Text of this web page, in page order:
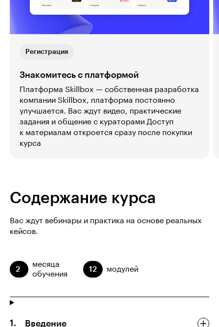
Регистрация
Знакомитесь с платформой
Платформа Skillbox — собственная разработка
компании Skillbox, платформа постоянно
улучшается. Вас ждут видео, практические
задания и общение с кураторами Доступ
к материалам откроется сразу после покупки
курса
Содержание курса
Вас ждут вебинары и практика на основе реальных
кейсов.
2
месяца
обучения
12 модулей
Введение